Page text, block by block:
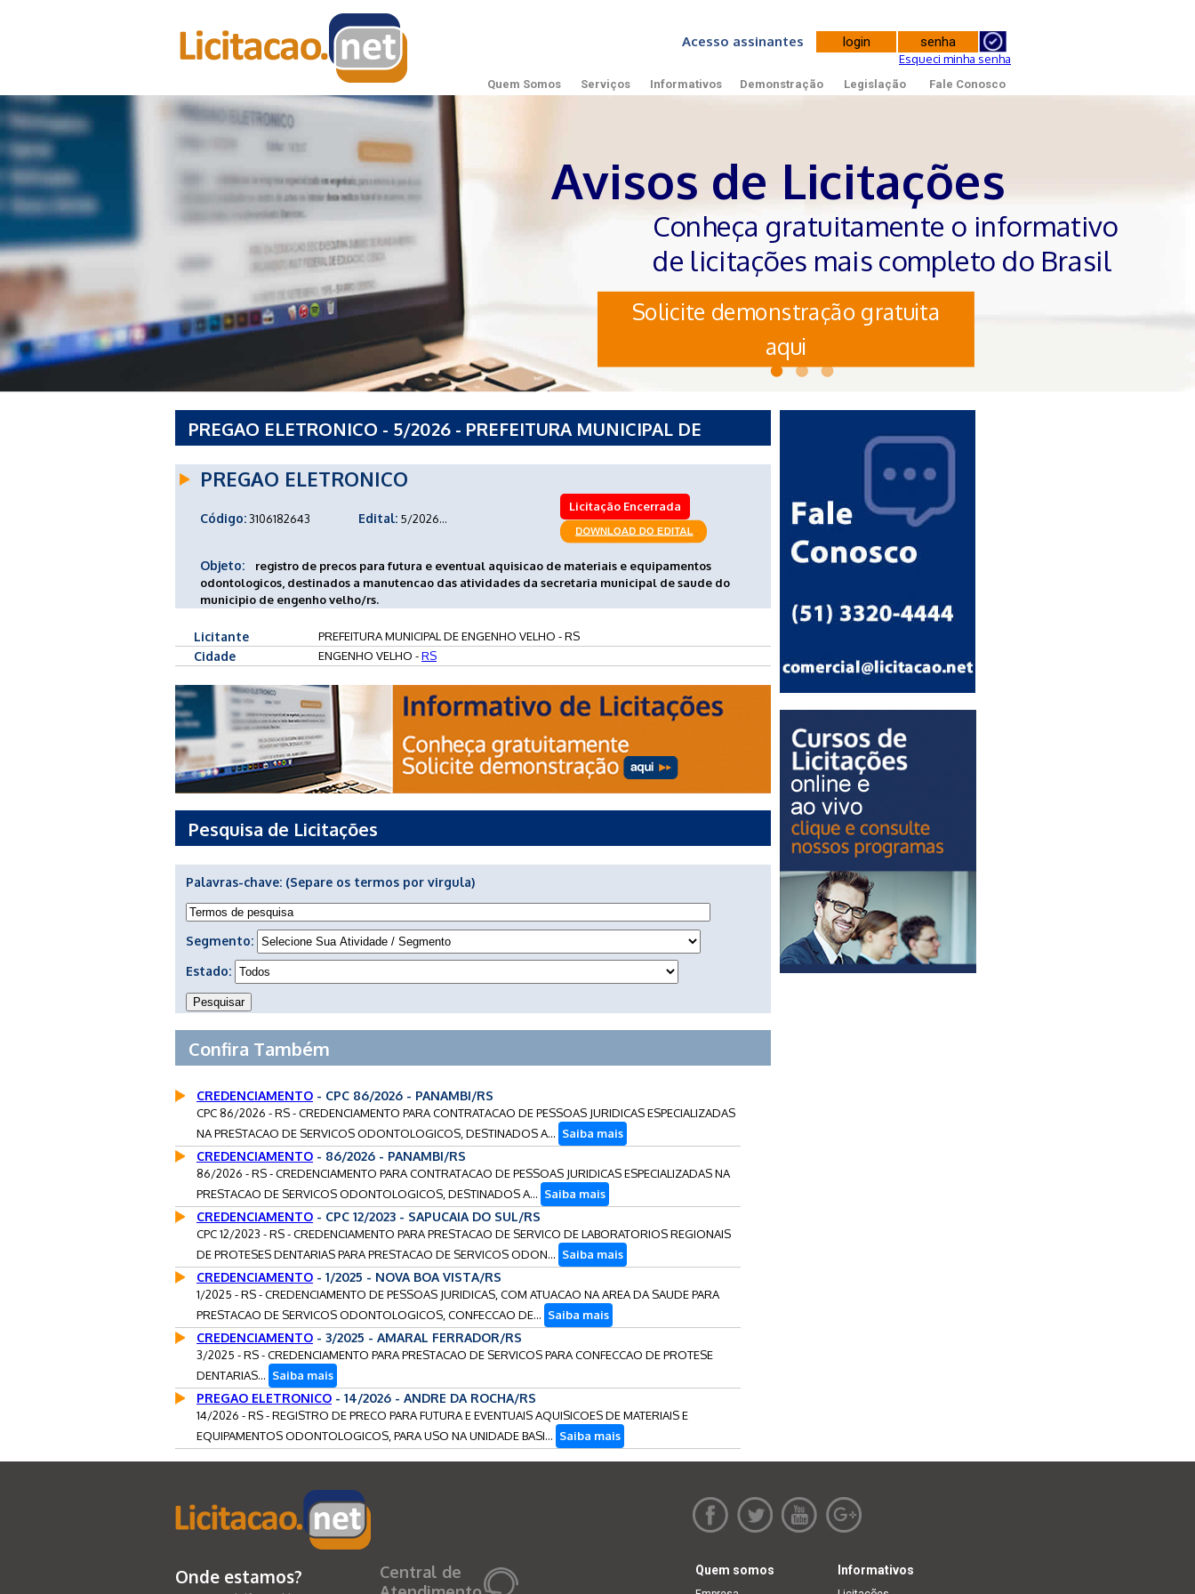
Acesso assinantes
Esqueci minha senha
Quem Somos Serviços Informativos Demonstração Legislação Fale Conosco
Avisos de Licitações
Conheça gratuitamente o informativo
de licitações mais completo do Brasil
Solicite demonstração gratuita
aqui
PREGAO ELETRONICO - 5/2026 - PREFEITURA MUNICIPAL DE
PREGAO ELETRONICO
Código:3106182643 Edital: 5/2026...
Licitação Encerrada
Objeto:
registro de precos para futura e eventual aquisicao de materiais e equipamentos
odontologicos, destinados a manutencao das atividades da secretaria municipal de saude do
municipio de engenho velho/rs.
Licitante PREFEITURA MUNICIPAL DE ENGENHO VELHO - RS
Cidade ENGENHO VELHO -RS
Pesquisa de Licitações
Palavras-chave: (Separe os termos por virgula)
Segmento:
Estado:
Confira Também
CREDENCIAMENTO - CPC 86/2026 - PANAMBI/RS
CPC 86/2026 - RS - CREDENCIAMENTO PARA CONTRATACAO DE PESSOAS JURIDICAS ESPECIALIZADAS
NA PRESTACAO DE SERVICOS ODONTOLOGICOS, DESTINADOS A... Saiba mais
CREDENCIAMENTO - 86/2026 - PANAMBI/RS
86/2026 - RS - CREDENCIAMENTO PARA CONTRATACAO DE PESSOAS JURIDICAS ESPECIALIZADAS NA
PRESTACAO DE SERVICOS ODONTOLOGICOS, DESTINADOS A... Saiba mais
CREDENCIAMENTO - CPC 12/2023 - SAPUCAIA DO SUL/RS
CPC 12/2023 - RS - CREDENCIAMENTO PARA PRESTACAO DE SERVICO DE LABORATORIOS REGIONAIS
DE PROTESES DENTARIAS PARA PRESTACAO DE SERVICOS ODON... Saiba mais
CREDENCIAMENTO - 1/2025 - NOVA BOA VISTA/RS
1/2025 - RS - CREDENCIAMENTO DE PESSOAS JURIDICAS, COM ATUACAO NA AREA DA SAUDE PARA
PRESTACAO DE SERVICOS ODONTOLOGICOS, CONFECCAO DE... Saiba mais
CREDENCIAMENTO - 3/2025 - AMARAL FERRADOR/RS
3/2025 - RS - CREDENCIAMENTO PARA PRESTACAO DE SERVICOS PARA CONFECCAO DE PROTESE
DENTARIAS... Saiba mais
PREGAO ELETRONICO - 14/2026 - ANDRE DA ROCHA/RS
14/2026 - RS - REGISTRO DE PRECO PARA FUTURA E EVENTUAIS AQUISICOES DE MATERIAIS E
EQUIPAMENTOS ODONTOLOGICOS, PARA USO NA UNIDADE BASI... Saiba mais
Onde estamos?
Central de
Quem somos Informativos